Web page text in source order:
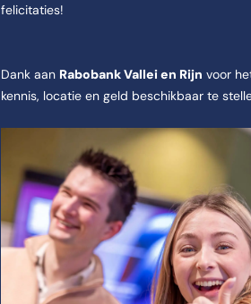
felicitaties!
Dank aan Rabobank Vallei en Rijn voor
kennis, locatie en geld beschikbaar te